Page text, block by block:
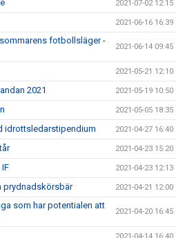
2021-07-02 12:15
2021-06-16 16:39
fotbollsläger -
2021-06-14 09:45
2021-05-21 12:10
2021 2021-05-19 10:50
2021-05-05 18:35
idrottsledarstipendium 2021-04-27 16:40
2021-04-23 15:20
2021-04-23 12:13
prydnadskörsbär 2021-04-21 12:00
som har potentialen att
2021-04-20 16:45